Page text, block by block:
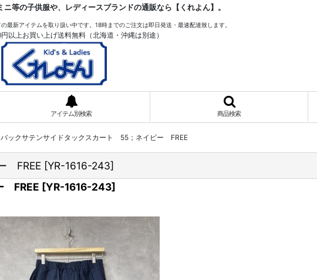
等の子供服や、レディースブランドの通販なら【くれよん】。
最新アイテムを取り扱い中です。18時までのご注文は即日発送・最速配達致します。
以上お買い上げ送料無料（北海道・沖縄は別途）
アイテム別検索 商品検索
クサテンサイドタックスカート 55；ネイビー FREE
FREE [YR-1616-243]
FREE [YR-1616-243]